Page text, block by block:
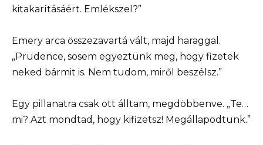
kitakarításáért. Emlékszel?”
Emery arca összezavartá vált, majd haraggal.
„Prudence, sosem egyeztünk meg, hogy fizetek
neked bármit is. Nem tudom, miről beszélsz.”
Egy pillanatra csak ott álltam, megdöbbenve. „Te…
mi? Azt mondtad, hogy kifizetsz! Megállapodtunk.”